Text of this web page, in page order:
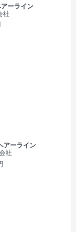
ーライン
社
アーライン
社